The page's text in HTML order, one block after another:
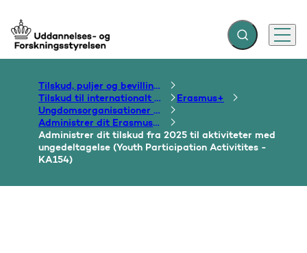
Gå til forsiden Fold søgefelt ud
Menu
Tilskud, puljer og bevillinger
Tilskud til internationalt samarbejde om uddannelse
Erasmus+
Ungdomsorganisationer og -foreninger
Administrer dit Erasmus+ tilskud
Administrer dit tilskud fra 2025 til aktiviteter med
ungedeltagelse (Youth Participation Activitites -
KA154)